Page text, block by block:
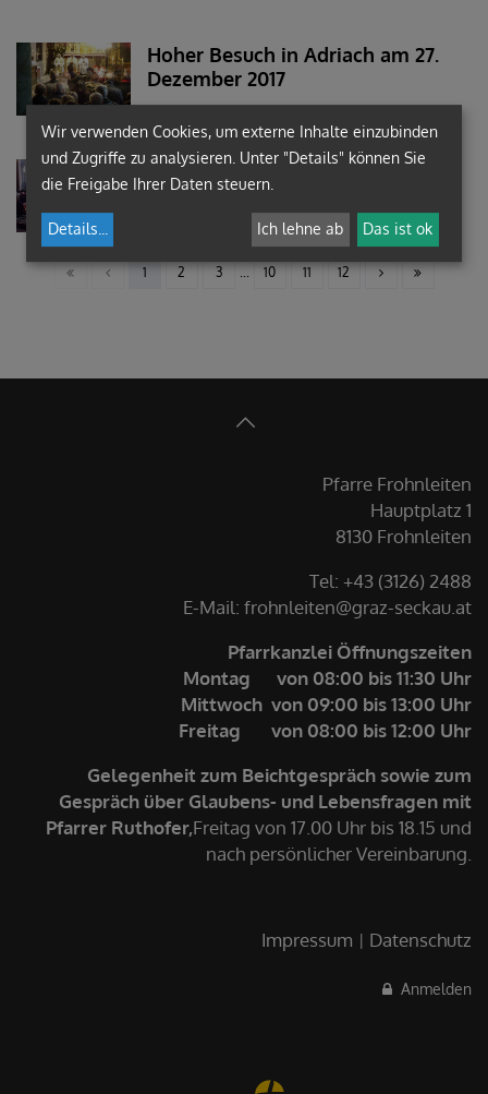
Hoher Besuch in Adriach am 27.
Dezember 2017
Krippenspiel bei der Kindermette
am 24. Dezember 2017
1 2 3 ... 10 11 12
Pfarre Frohnleiten
Hauptplatz 1
8130 Frohnleiten
Tel: +43 (3126) 2488
E-Mail: frohnleiten@graz-seckau.at
Pfarrkanzlei Öffnungszeiten
Montag von 08:00 bis 11:30 Uhr
Mittwoch von 09:00 bis 13:00 Uhr
Freitag von 08:00 bis 12:00 Uhr
Gelegenheit zum Beichtgespräch sowie zum
Gespräch über Glaubens- und Lebensfragen mit
Pfarrer Ruthofer,Freitag von 17.00 Uhr bis 18.15 und
nach persönlicher Vereinbarung.
Impressum Datenschutz
Anmelden
Wir verwenden Cookies, um externe Inhalte einzubinden
und Zugriffe zu analysieren. Unter "Details" können Sie
die Freigabe Ihrer Daten steuern.
Details Ich lehne ab Das ist ok